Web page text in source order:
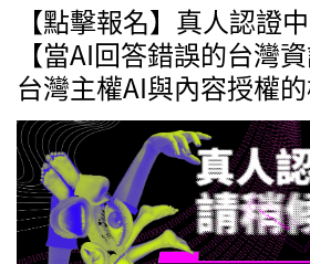
【點擊報名】真人認證
【當AI回答錯誤的台灣
台灣主權AI與內容授權的